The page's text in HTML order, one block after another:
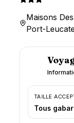
Maisons
Port-
TAILLE
Tous